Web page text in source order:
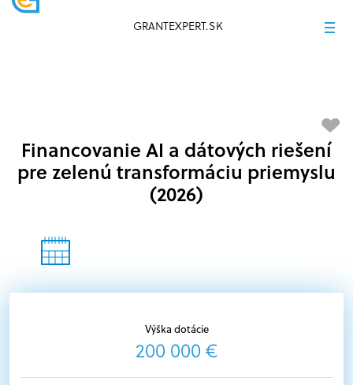
GRANTEXPERT.SK
Výška dotácie
200 000 €
Financovanie AI a dátových riešení
pre zelenú transformáciu priemyslu
(2026)